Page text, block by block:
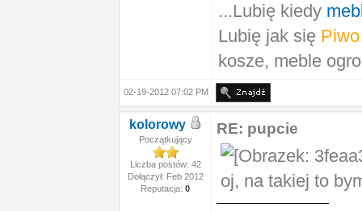
...Lubię kiedy
Lubię jak się Piwo
kosze, meble
02-19-2012 07:02 PM
kolorowy
Początkujący
Liczba postów: 42
Dołączył: Feb 2012
Reputacja: 0
RE: pupcie
oj, na takiej to